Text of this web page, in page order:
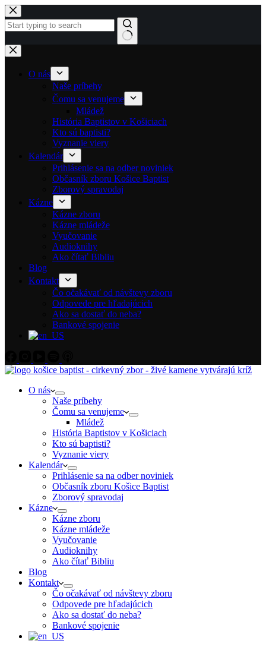
Skip to content
No results
O nás
Naše príbehy
Čomu sa venujeme
Mládež
História Baptistov v Košiciach
Kto sú baptisti?
Vyznanie viery
Kalendár
Prihlásenie sa na odber noviniek
Občasník zboru Košice Baptist
Zborový spravodaj
Kázne
Kázne zboru
Kázne mládeže
Vyučovanie
Audioknihy
Ako čítať Bibliu
Blog
Kontakt
Čo očakávať od návštevy zboru
Odpovede pre hľadajúcich
Ako sa dostať do neba?
Bankové spojenie
O nás
Naše príbehy
Čomu sa venujeme
Mládež
História Baptistov v Košiciach
Kto sú baptisti?
Vyznanie viery
Kalendár
Prihlásenie sa na odber noviniek
Občasník zboru Košice Baptist
Zborový spravodaj
Kázne
Kázne zboru
Kázne mládeže
Vyučovanie
Audioknihy
Ako čítať Bibliu
Blog
Kontakt
Čo očakávať od návštevy zboru
Odpovede pre hľadajúcich
Ako sa dostať do neba?
Bankové spojenie